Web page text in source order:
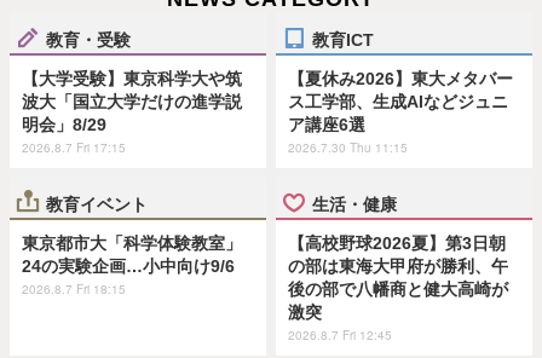
教育・受験
【大学受験】東京科学大や筑
波大「国立大学だけの進学説
明会」8/29
2026.8.7 Fri 17:15
教育ICT
【夏休み2026】東大メタバー
ス工学部、生成AIなどジュニ
ア講座6選
2026.7.30 Thu 11:15
教育イベント
東京都市大「科学体験教室」
24の実験企画…小中向け9/6
2026.8.7 Fri 18:15
生活・健康
【高校野球2026夏】第3日朝
の部は東海大甲府が勝利、午
後の部で八幡商と健大高崎が
激突
2026.8.7 Fri 12:45